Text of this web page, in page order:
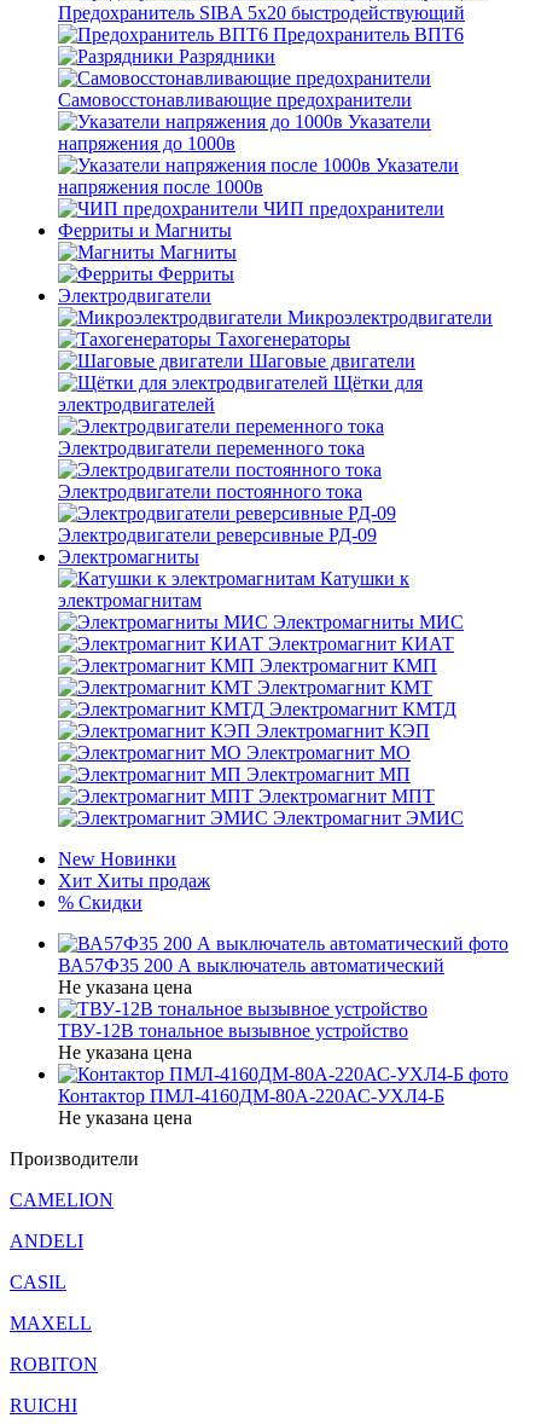
Предохранитель SIBA 5x20 быстродействующий
Предохранитель ВПТ6
Разрядники
Самовосстонавливающие предохранители
Указатели
напряжения до 1000в
Указатели
напряжения после 1000в
ЧИП предохранители
Ферриты и Магниты
Магниты
Ферриты
Электродвигатели
Микроэлектродвигатели
Тахогенераторы
Шаговые двигатели
Щётки для
электродвигателей
Электродвигатели переменного тока
Электродвигатели постоянного тока
Электродвигатели реверсивные РД-09
Электромагниты
Катушки к
электромагнитам
Электромагниты МИС
Электромагнит КИАТ
Электромагнит КМП
Электромагнит КМТ
Электромагнит КМТД
Электромагнит КЭП
Электромагнит МО
Электромагнит МП
Электромагнит МПТ
Электромагнит ЭМИС
New Новинки
Хит Хиты продаж
% Скидки
ВА57Ф35 200 А выключатель автоматический
Не указана цена
ТВУ-12В тональное вызывное устройство
Не указана цена
Контактор ПМЛ-4160ДМ-80А-220АС-УХЛ4-Б
Не указана цена
Производители
CAMELION
ANDELI
CASIL
MAXELL
ROBITON
RUICHI